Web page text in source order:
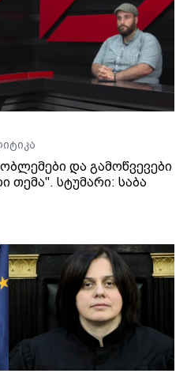
და გამოწვევები
თემა". სტუმარი: საბა